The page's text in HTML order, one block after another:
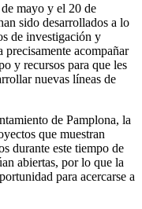
mayo y el 20 de
sido desarrollados a lo
de investigación y
acompañar
y recursos para que les
nuevas líneas de
de Pamplona, la
que muestran
durante este tiempo de
abiertas, por lo que la
para acercarse a